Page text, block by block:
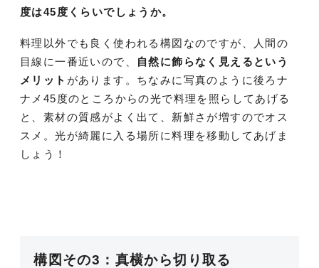
度は45度くらいでしょうか。
料理以外でも良く使われる構図なのですが、人間の
目線に一番近いので、
自然に飾らなく見えるという
メリット があります。ちなみに写真のように後ろナ
ナメ45度のところからの光で料理を照らしてあげる
と、素材の質感がよく出て、新鮮さが増すのでオス
スメ。光が綺麗に入る場所に料理を移動してあげま
しょう！
構図その3：真横から切り取る